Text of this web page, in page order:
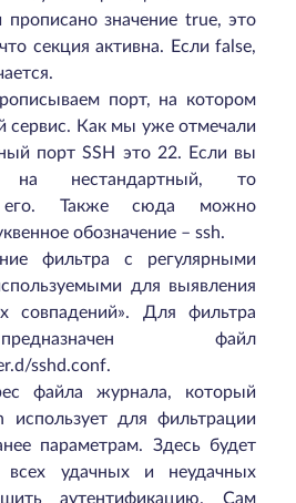
прописано значение true, это
секция активна. Если false,
порт, на котором
сервис. Как мы уже отмечали
порт SSH это 22. Если вы
нестандартный, то
его. Также сюда можно
обозначение – ssh.
фильтра с регулярными
для выявления
совпадений». Для фильтра
файл
sshd.conf.
файла журнала, который
использует для фильтрации
параметрам. Здесь будет
всех удачных и неудачных
аутентификацию. Сам